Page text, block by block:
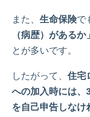
また、 生命保険で
（病歴）があるか」
とが多いです。
したがって、 住宅
への加入時には、
を自己申告しな